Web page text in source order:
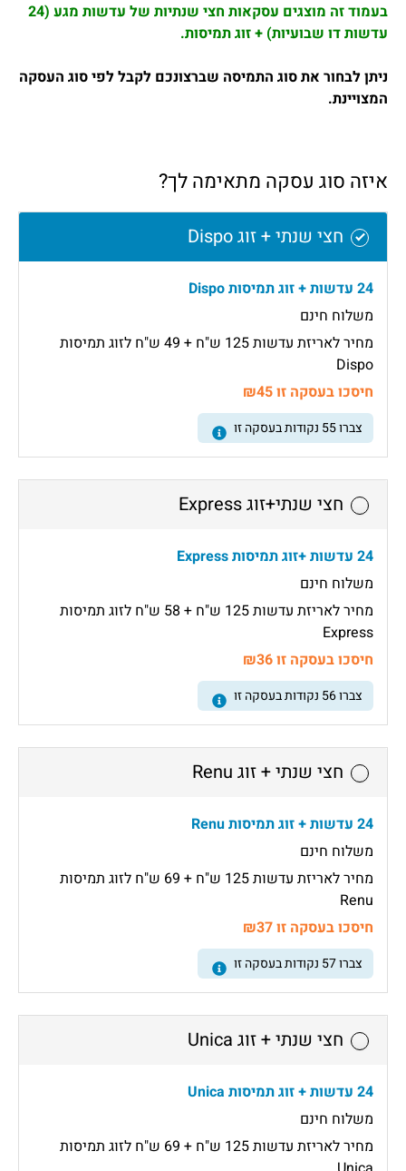
בעמוד זה מוצגים עסקאות חצי שנתיות של עדשות מגע (24
עדשות דו שבועיות) + זוג תמיסות.
ניתן לבחור את סוג התמיסה שברצונכם לקבל לפי סוג העסקה
המצויינת.
איזה סוג עסקה מתאימה לך?
חצי שנתי + זוג Dispo
24 עדשות + זוג תמיסות Dispo
משלוח חינם
מחיר לאריזת עדשות 125 ש"ח + 49 ש"ח לזוג תמיסות
Dispo
חיסכו בעסקה זו ₪45
צברו55 נקודות בעסקה זו
חצי שנתי+זוג Express
24 עדשות +זוג תמיסות Express
משלוח חינם
מחיר לאריזת עדשות 125 ש"ח + 58 ש"ח לזוג תמיסות
Express
חיסכו בעסקה זו ₪36
צברו56 נקודות בעסקה זו
חצי שנתי + זוג Renu
24 עדשות + זוג תמיסות Renu
משלוח חינם
מחיר לאריזת עדשות 125 ש"ח + 69 ש"ח לזוג תמיסות
Renu
חיסכו בעסקה זו ₪37
צברו57 נקודות בעסקה זו
חצי שנתי + זוג Unica
24 עדשות + זוג תמיסות Unica
משלוח חינם
מחיר לאריזת עדשות 125 ש"ח + 69 ש"ח לזוג תמיסות